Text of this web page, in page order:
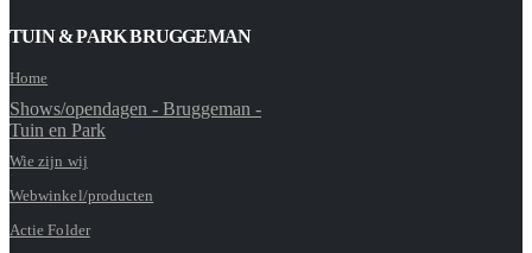
TUIN & PARK BRUGGEMAN
Home
Shows/opendagen - Bruggeman -
Tuin en Park
Wie zijn wij
Webwinkel/producten
Actie Folder